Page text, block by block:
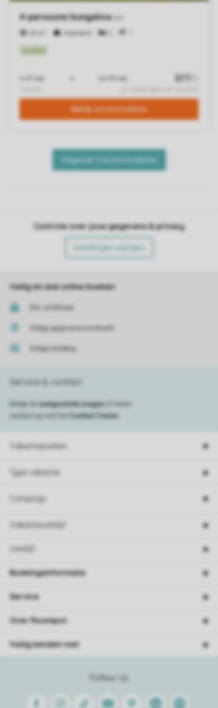
Controle over jouw gegevens & privacy
Instellingen wijzigen
Veilig en snel online boeken
SSL certificaat
Veilige gegevensoverdracht
Veilige betaling
Vakantieparken
Type vakantie
Campings
Vakantieverblijf
Verblijf
Service & contact
Bekijk de veelgestelde vragen
of neem
contact op met het
Contact Center
Follow Us
FacebookInstagram
Tiktok Youtube PinterestLinkedinSpotify
Boekingsinformatie
Service
Over Roompot
Veilig betalen met